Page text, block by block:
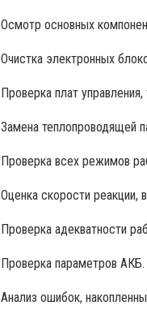
Осмотр основных
Очистка электронных
Проверка плат
Замена теплопроводящей
Проверка всех режимов
Оценка скорости реакции,
Проверка адекватности
Проверка параметров
Анализ ошибок,